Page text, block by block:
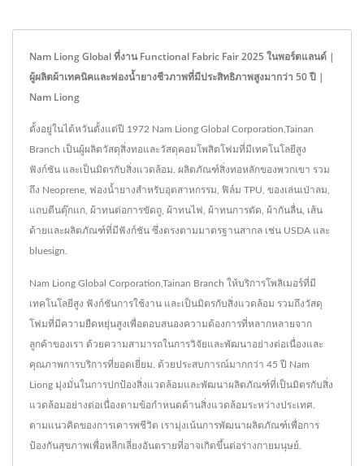
Nam Liong Global ที่งาน Functional Fabric Fair 2025 ในพอร์ตแลนด์ |
ผู้ผลิตผ้าเทคนิคและฟองน้ำยางชีวภาพที่มีประสิทธิภาพสูงมากว่า 50 ปี |
Nam Liong
ตั้งอยู่ในไต้หวันตั้งแต่ปี 1972 Nam Liong Global Corporation,Tainan
Branch เป็นผู้ผลิตวัสดุสิ่งทอและวัสดุคอมโพสิตโฟมที่มีเทคโนโลยีสูง
ฟังก์ชัน และเป็นมิตรกับสิ่งแวดล้อม. ผลิตภัณฑ์สิ่งทอหลักของพวกเขา รวม
ถึง Neoprene, ฟองน้ำยางสำหรับอุตสาหกรรม, ฟิล์ม TPU, ของเล่นเป่าลม,
แถบตีนตุ๊กแก, ผ้าทนต่อการขัดถู, ผ้าทนไฟ, ผ้าทนการตัด, ผ้ากันลื่น, เส้น
ด้ายและผลิตภัณฑ์ที่มีฟังก์ชัน ซึ่งตรงตามมาตรฐานสากล เช่น USDA และ
bluesign.
Nam Liong Global Corporation,Tainan Branch ให้บริการโพลิเมอร์ที่มี
เทคโนโลยีสูง ฟังก์ชันการใช้งาน และเป็นมิตรกับสิ่งแวดล้อม รวมถึงวัสดุ
โฟมที่มีความยืดหยุ่นสูงเพื่อตอบสนองความต้องการที่หลากหลายจาก
ลูกค้าของเรา ด้วยความสามารถในการวิจัยและพัฒนาอย่างต่อเนื่องและ
คุณภาพการบริการที่ยอดเยี่ยม. ด้วยประสบการณ์มากกว่า 45 ปี Nam
Liong มุ่งมั่นในการปกป้องสิ่งแวดล้อมและพัฒนาผลิตภัณฑ์ที่เป็นมิตรกับสิ่ง
แวดล้อมอย่างต่อเนื่องตามข้อกำหนดด้านสิ่งแวดล้อมระหว่างประเทศ.
ตามแนวคิดของการเคารพชีวิต เรามุ่งเน้นการพัฒนาผลิตภัณฑ์เพื่อการ
ป้องกันสุขภาพเพื่อหลีกเลี่ยงอันตรายที่อาจเกิดขึ้นต่อร่างกายมนุษย์.